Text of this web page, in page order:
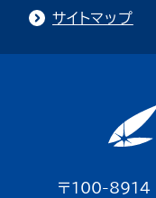
サイトマップ
〒100-8914